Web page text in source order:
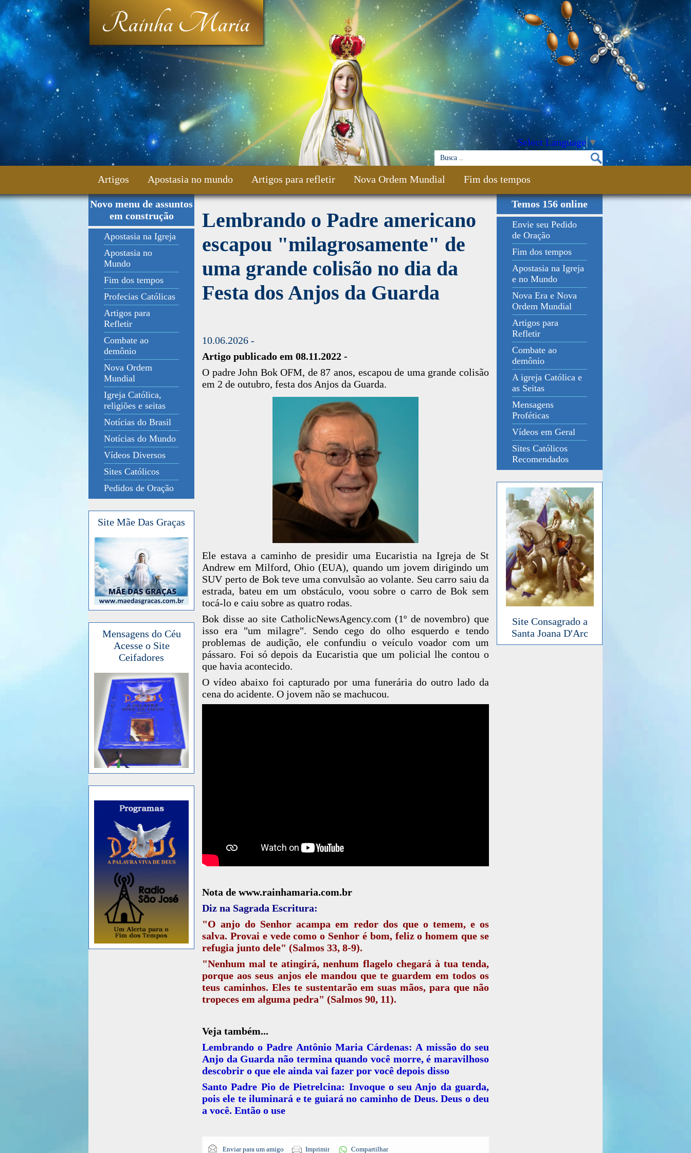
Rainha Maria
Select Language ▼
Artigos Apostasia no mundo Artigos para refletir Nova Ordem Mundial Fim dos tempos
Fale Conosco
Novo menu de assuntos
em construção
Apostasia na Igreja
Apostasia no
Mundo
Fim dos tempos
Profecias Católicas
Artigos para
Refletir
Combate ao
demônio
Nova Ordem
Mundial
Igreja Católica,
religiões e seitas
Notícias do Brasil
Notícias do Mundo
Vídeos Diversos
Sites Católicos
Pedidos de Oração
Site Mãe Das Graças
Mensagens do Céu
Acesse o Site
Ceifadores
Lembrando o Padre americano
escapou "milagrosamente" de
uma grande colisão no dia da
Festa dos Anjos da Guarda
10.06.2026 -
Artigo publicado em 08.11.2022 -
O padre John Bok OFM, de 87 anos, escapou de uma grande colisão
em 2 de outubro, festa dos Anjos da Guarda.
Ele estava a caminho de presidir uma Eucaristia na Igreja de St
Andrew em Milford, Ohio (EUA), quando um jovem dirigindo um
SUV perto de Bok teve uma convulsão ao volante. Seu carro saiu da
estrada, bateu em um obstáculo, voou sobre o carro de Bok sem
tocá-lo e caiu sobre as quatro rodas.
Bok disse ao site CatholicNewsAgency.com (1º de novembro) que
isso era "um milagre". Sendo cego do olho esquerdo e tendo
problemas de audição, ele confundiu o veículo voador com um
pássaro. Foi só depois da Eucaristia que um policial lhe contou o
que havia acontecido.
O vídeo abaixo foi capturado por uma funerária do outro lado da
cena do acidente. O jovem não se machucou.
Nota de www.rainhamaria.com.br
Diz na Sagrada Escritura:
"O anjo do Senhor acampa em redor dos que o temem, e os
salva. Provai e vede como o Senhor é bom, feliz o homem que se
refugia junto dele" (Salmos 33, 8-9).
"Nenhum mal te atingirá, nenhum flagelo chegará à tua tenda,
porque aos seus anjos ele mandou que te guardem em todos os
teus caminhos. Eles te sustentarão em suas mãos, para que não
tropeces em alguma pedra" (Salmos 90, 11).
Veja também...
Lembrando o Padre Antônio Maria Cárdenas: A missão do seu
Anjo da Guarda não termina quando você morre, é maravilhoso
descobrir o que ele ainda vai fazer por você depois disso
Santo Padre Pio de Pietrelcina: Invoque o seu Anjo da guarda,
pois ele te iluminará e te guiará no caminho de Deus. Deus o deu
a você. Então o use
Enviar para um amigo Imprimir Compartilhar
Temos 156 online
Envie seu Pedido
de Oração
Fim dos tempos
Apostasia na Igreja
e no Mundo
Nova Era e Nova
Ordem Mundial
Artigos para
Refletir
Combate ao
demônio
A igreja Católica e
as Seitas
Mensagens
Proféticas
Vídeos em Geral
Sites Católicos
Recomendados
Site Consagrado a
Santa Joana D'Arc